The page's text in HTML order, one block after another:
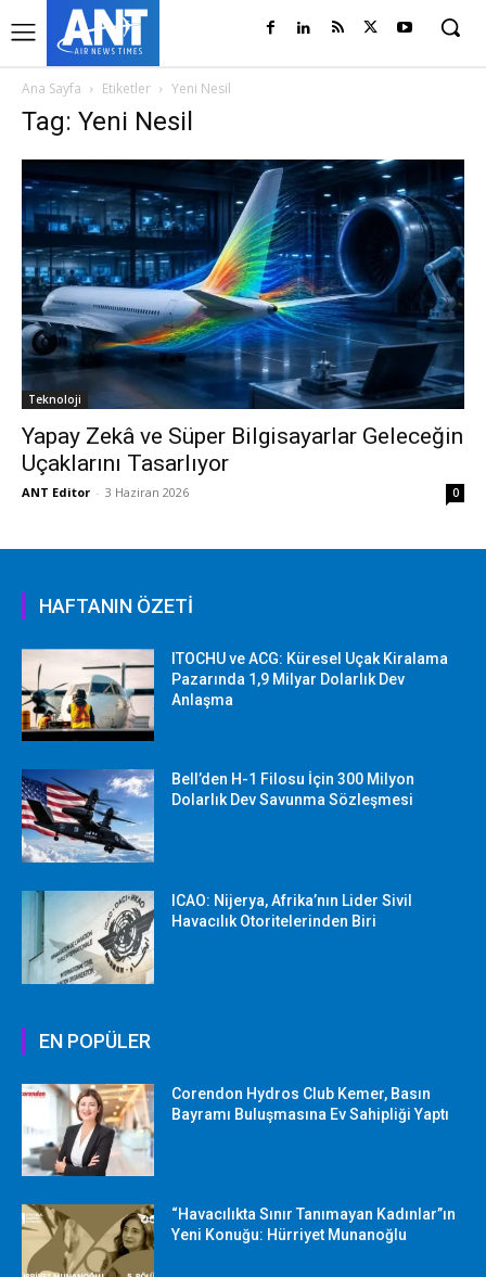
Ana Sayfa Etiketler Yeni Nesil
Tag: Yeni Nesil
Teknoloji
Yapay Zekâ ve Süper Bilgisayarlar Geleceğin
Uçaklarını Tasarlıyor
ANT Editor - 3 Haziran 2026 0
HAFTANIN ÖZETİ
ITOCHU ve ACG: Küresel Uçak Kiralama
Pazarında 1,9 Milyar Dolarlık Dev
Anlaşma
Bell’den H-1 Filosu İçin 300 Milyon
Dolarlık Dev Savunma Sözleşmesi
ICAO: Nijerya, Afrika’nın Lider Sivil
Havacılık Otoritelerinden Biri
EN POPÜLER
Corendon Hydros Club Kemer, Basın
Bayramı Buluşmasına Ev Sahipliği Yaptı
“Havacılıkta Sınır Tanımayan Kadınlar”ın
Yeni Konuğu: Hürriyet Munanoğlu